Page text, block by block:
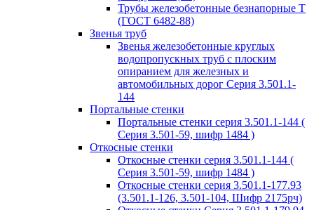
Трубы железобетонные безнапорные Т
(ГОСТ 6482-88)
Звенья труб
Звенья железобетонные круглых
водопропускных труб с плоским
опиранием для железных и
автомобильных дорог Серия 3.501.1-
144
Портальные стенки
Портальные стенки серия 3.501.1-144 (
Серия 3.501-59, шифр 1484 )
Откосные стенки
Откосные стенки серия 3.501.1-144 (
Серия 3.501-59, шифр 1484 )
Откосные стенки серия 3.501.1-177.93
(3.501.1-126, 3.501-104, Шифр 2175рч)